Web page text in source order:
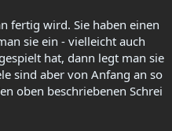
fertig wird. Sie haben einen
sie ein - vielleicht auch
hat, dann legt man sie
sind aber von Anfang an so
oben beschriebenen Schrei